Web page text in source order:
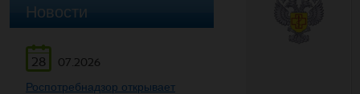
Новости
28
07.2026
Роспотребнадзор открывает